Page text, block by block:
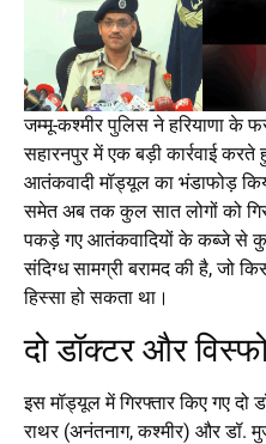
जम्मू-कश्मीर पुलिस ने हरियाणा के
सहारनपुर में एक बड़ी कार्रवाई करते
आतंकवादी मॉड्यूल का भंडाफोड़
समेत अब तक कुल सात लोगों को
पकड़े गए आतंकवादियों के कब्जे से
संदिग्ध सामग्री बरामद की है, जो
हिस्सा हो सकता था।
दो डॉक्टर और
इस मॉड्यूल में गिरफ्तार किए गए दो
राथर (अनंतनाग, कश्मीर) और डॉ.